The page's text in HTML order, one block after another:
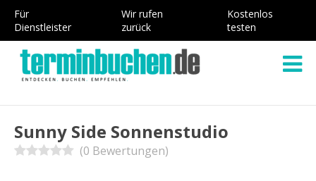
Für
Dienstleister
Wir rufen
zurück
Kostenlos
testen
Sunny Side Sonnenstudio
(0 Bewertungen)